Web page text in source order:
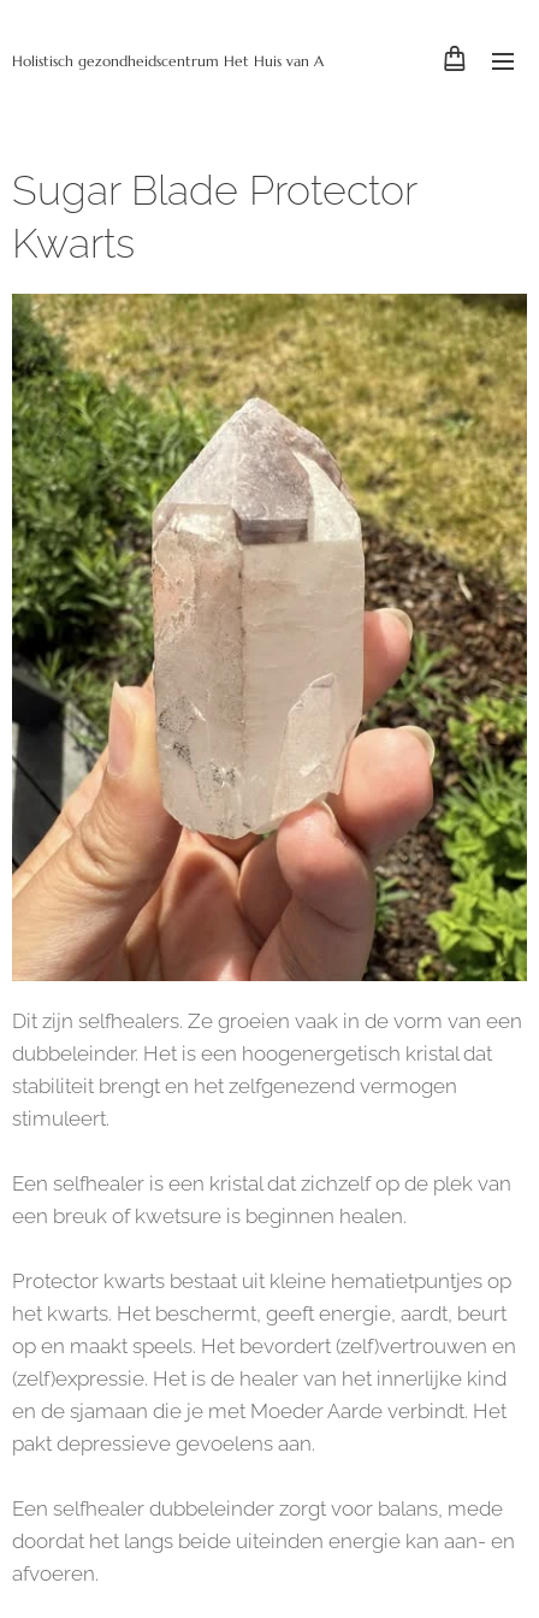
Holistisch gezondheidscentrum Het Huis van A
Sugar Blade Protector
Kwarts
Dit zijn selfhealers. Ze groeien vaak in de vorm van een
dubbeleinder. Het is een hoogenergetisch kristal dat
stabiliteit brengt en het zelfgenezend vermogen
stimuleert.
Een selfhealer is een kristal dat zichzelf op de plek van
een breuk of kwetsure is beginnen healen.
Protector kwarts bestaat uit kleine hematietpuntjes op
het kwarts. Het beschermt, geeft energie, aardt, beurt
op en maakt speels. Het bevordert (zelf)vertrouwen en
(zelf)expressie. Het is de healer van het innerlijke kind
en de sjamaan die je met Moeder Aarde verbindt. Het
pakt depressieve gevoelens aan.
Een selfhealer dubbeleinder zorgt voor balans, mede
doordat het langs beide uiteinden energie kan aan- en
afvoeren.